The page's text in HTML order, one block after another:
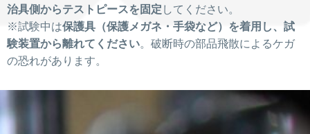
治具側からテストピースを固定 してください。
※試験中は保護具（保護メガネ・手袋など）を着用し、試
験装置から離れてください。破断時の部品飛散によるケガ
の恐れがあります。